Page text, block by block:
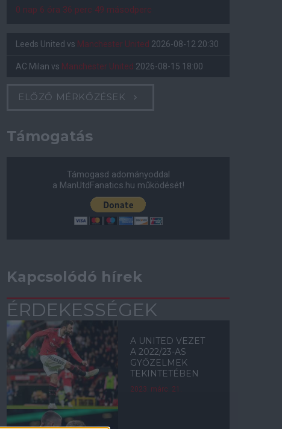
0 nap 6 óra 36 perc 48 másodperc
Leeds United vs Manchester United 2026-08-12 20:30
AC Milan vs Manchester United 2026-08-15 18:00
ELŐZŐ MÉRKŐZÉSEK
Támogatás
Támogasd adományoddal
a ManUtdFanatics.hu működését!
Kapcsolódó hírek
ÉRDEKESSÉGEK
A UNITED VEZET
A 2022/23-AS
GYŐZELMEK
TEKINTETÉBEN
2023. márc. 21.